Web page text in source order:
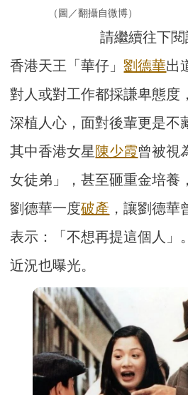
（圖／翻攝自微博）
請繼續往下
香港天王「華仔」劉德華出
對人或對工作都採謙卑態度
深植人心，面對後輩更是不
其中香港女星陳少霞曾被視
女徒弟」，甚至砸重金培養
劉德華一度破產 ，讓劉德華
表示：「不想再提這個人」
近況也曝光。